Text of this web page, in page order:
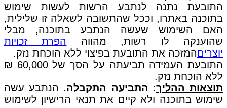
התובעת נתנה לנתבע הרשות לעשות שימוש
בתוכנה באתרו, וככל שהתשובה לשאלה זו שלילית,
האם השימוש שעשה הנתבע בתוכנה, מבלי
שהוענקה לו רשות, מהווה
הפרת זכויות
יוצריםהמזכה את התובעת בפיצוי ללא הוכחת נזק.
התובעת העמידה תביעתה על הסך של 60,000 ₪
ללא הוכחת נזק.
תוצאות ההליך: התביעה התקבלה. הנתבע עשה
שימוש בתוכנה ולא קיים את תנאי הרישיון לשימוש